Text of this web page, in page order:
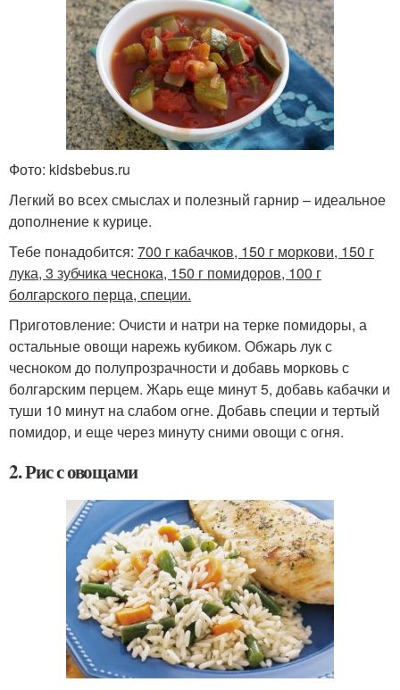
Фото: kidsbebus.ru
Легкий во всех смыслах и полезный гарнир – идеальное
дополнение к курице.
Тебе понадобится: 700 г кабачков, 150 г моркови, 150 г
лука, 3 зубчика чеснока, 150 г помидоров, 100 г
болгарского перца, специи.
Приготовление: Очисти и натри на терке помидоры, а
остальные овощи нарежь кубиком. Обжарь лук с
чесноком до полупрозрачности и добавь морковь с
болгарским перцем. Жарь еще минут 5, добавь кабачки и
туши 10 минут на слабом огне. Добавь специи и тертый
помидор, и еще через минуту сними овощи с огня.
2. Рис с овощами